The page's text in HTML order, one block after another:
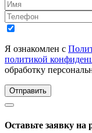
Я ознакомлен с
политикой
обработку
Отправить
Оставьте заявку на